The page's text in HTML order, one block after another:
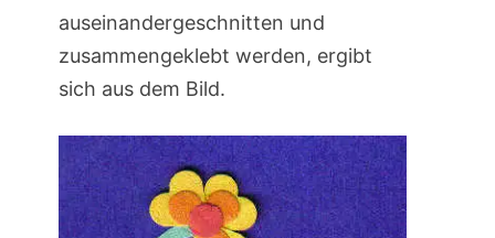
auseinandergeschnitten und
zusammengeklebt werden, ergibt
sich aus dem Bild.